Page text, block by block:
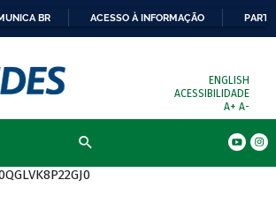
BR ACESSO À INFORMAÇÃO
ENGLISH
ACESSIBILIDADE
A+ A-